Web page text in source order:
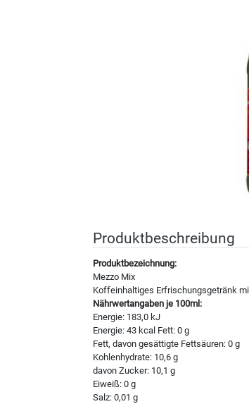
Produktbeschreibung
Produktbezeichnung:
Mezzo Mix
Koffeinhaltiges Erfrischungsgetränk
Nährwertangaben je 100ml:
Energie: 183,0 kJ
Energie: 43 kcal Fett: 0 g
Fett, davon gesättigte Fettsäuren: 0 g
Kohlenhydrate: 10,6 g
davon Zucker: 10,1 g
Eiweiß: 0 g
Salz: 0,01 g